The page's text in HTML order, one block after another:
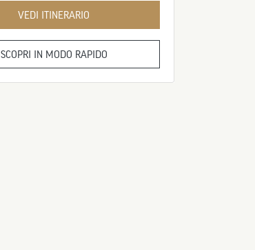
VEDI ITINERARIO
SCOPRI IN MODO RAPIDO